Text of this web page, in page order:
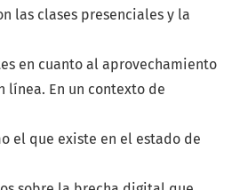
las clases presenciales y la
en cuanto al aprovechamiento
línea. En un contexto de
el que existe en el estado de